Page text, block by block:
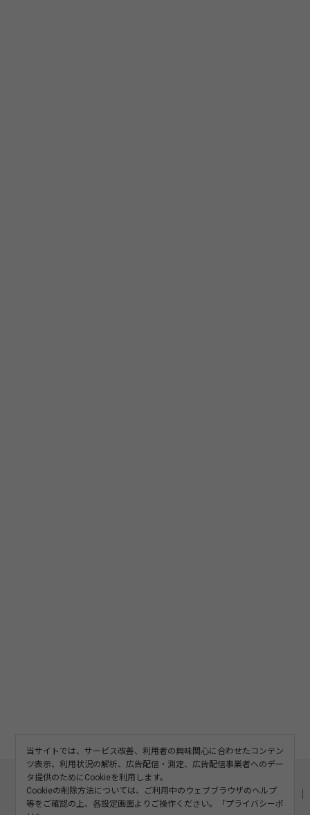
このサイトについて 利用規約
記事の二次利用について
プライバシーポリシー
お問い合わせ
当サイトでは、サービス改善、利用者の興味関心に合わせたコンテン
ツ表示、利用状況の解析、広告配信・測定、広告配信事業者へのデー
タ提供のためにCookieを利用します。
Cookieの削除方法については、ご利用中のウェブブラウザのヘルプ
等をご確認の上、各設定画面よりご操作ください。「プライバシーポ